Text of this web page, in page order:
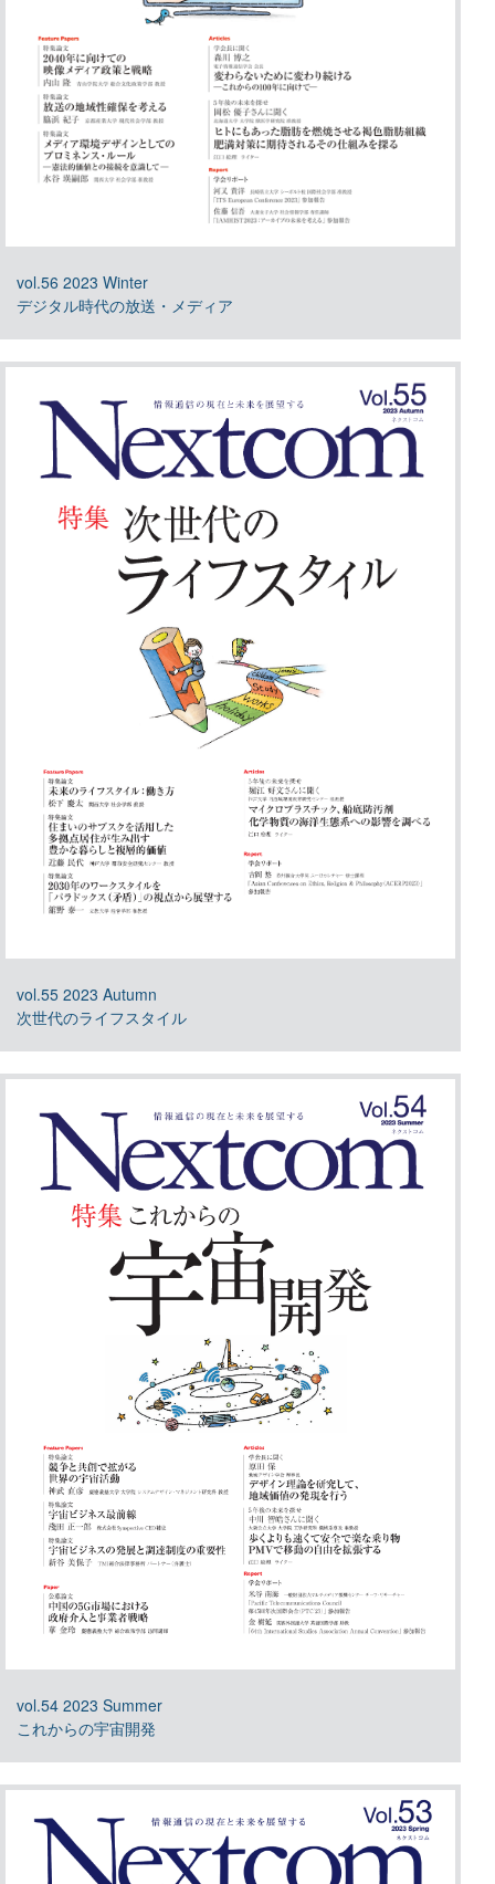
vol.56 2023 Winter
デジタル時代の放送・メディア
vol.55 2023 Autumn
次世代のライフスタイル
vol.54 2023 Summer
これからの宇宙開発